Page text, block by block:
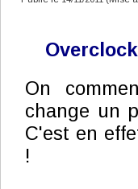
On
change un
C'est en
!